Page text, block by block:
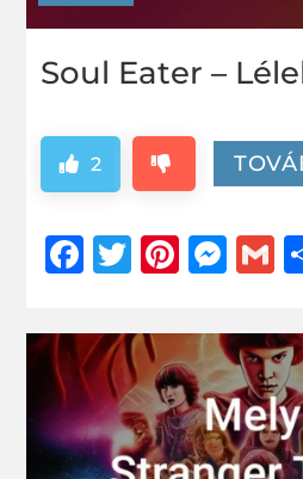
Soul Eater –
2
Facebook
Twitter